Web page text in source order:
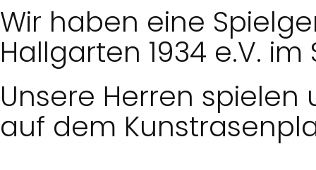
Wir haben eine
Hallgarten 1934 e.V.
Unsere Herren
auf dem